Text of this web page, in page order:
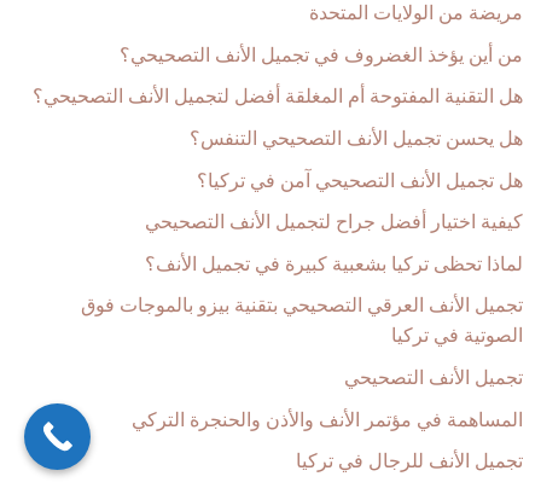
مريضة من الولايات المتحدة
من أين يؤخذ الغضروف في تجميل الأنف التصحيحي؟
هل التقنية المفتوحة أم المغلقة أفضل لتجميل الأنف التصحيحي؟
هل يحسن تجميل الأنف التصحيحي التنفس؟
هل تجميل الأنف التصحيحي آمن في تركيا؟
كيفية اختيار أفضل جراح لتجميل الأنف التصحيحي
لماذا تحظى تركيا بشعبية كبيرة في تجميل الأنف؟
تجميل الأنف العرقي التصحيحي بتقنية بيزو بالموجات فوق
الصوتية في تركيا
تجميل الأنف التصحيحي
المساهمة في مؤتمر الأنف والأذن والحنجرة التركي
تجميل الأنف للرجال في تركيا